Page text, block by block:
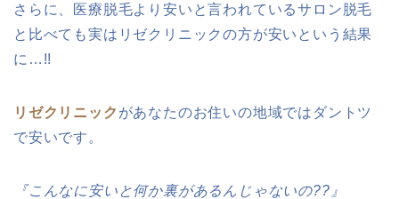
さらに、医療脱毛より安いと言われているサロン脱毛
と比べても実はリゼクリニックの方が安いという結果
に…!!
リゼクリニック があなたのお住いの地域ではダントツ
で安いです。
『こんなに安いと何か裏があるんじゃないの??』